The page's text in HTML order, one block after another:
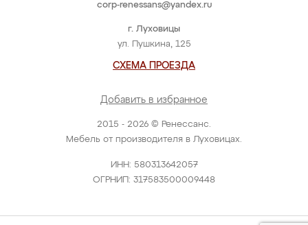
2015 - 2026 © Ренессанс.
Мебель от производителя в Луховицах.
ИНН: 580313642057
ОГРНИП: 317583500009448
г. Луховицы
ул. Пушкина, 125
СХЕМА ПРОЕЗДА
Добавить в избранное
corp-renessans@yandex.ru